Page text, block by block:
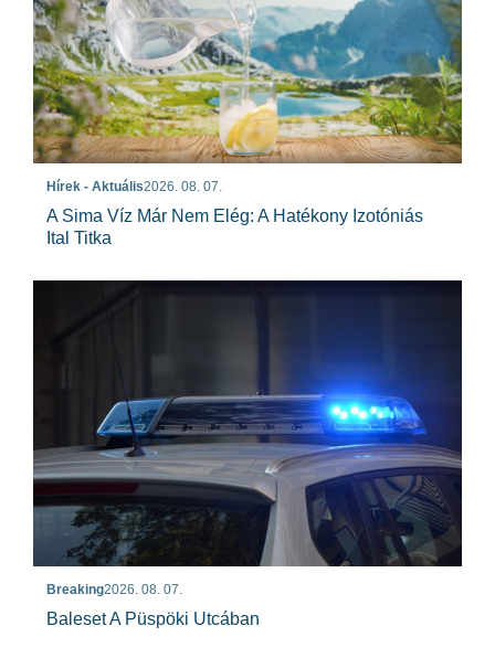
Hírek - Aktuális2026. 08. 07.
A Sima Víz Már Nem Elég: A Hatékony Izotóniás
Ital Titka
Breaking2026. 08. 07.
Baleset A Püspöki Utcában